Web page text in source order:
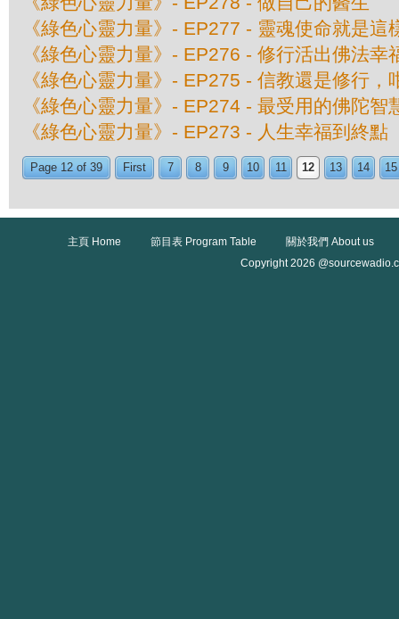
《綠色心靈力量》- EP277 - 靈魂使命就是這
《綠色心靈力量》- EP276 - 修行活出佛法幸
《綠色心靈力量》- EP275 - 信教還是修行，
《綠色心靈力量》- EP274 - 最受用的佛陀智
《綠色心靈力量》- EP273 - 人生幸福到終點
Page 12 of 39 First 7 8 9 10 11 12 13 14 15
主頁 Home 節目表 Program Table
關於我們 About us
Copyright 2026